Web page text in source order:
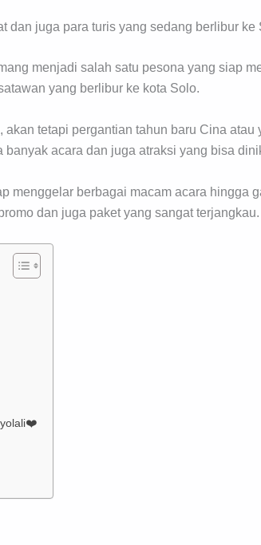
dan juga para turis yang sedang berlibur ke
menjadi salah satu pesona yang siap
yang berlibur ke kota Solo.
akan tetapi pergantian tahun baru Cina atau
banyak acara dan juga atraksi yang bisa
menggelar berbagai macam acara hingga
dan juga paket yang sangat terjangkau.